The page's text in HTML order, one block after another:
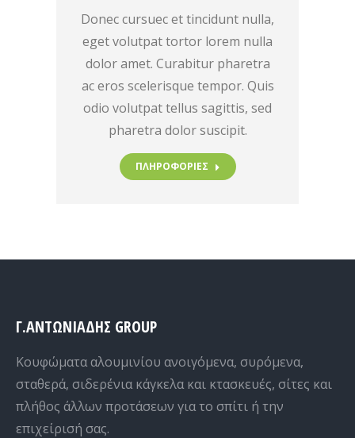
Donec cursuec et tincidunt nulla,
eget volutpat tortor lorem nulla
dolor amet. Curabitur pharetra
ac eros scelerisque tempor. Quis
odio volutpat tellus sagittis, sed
pharetra dolor suscipit.
ΠΛΗΡΟΦΟΡΙΕΣ
Γ.ΑΝΤΩΝΙΑΔΗΣ GROUP
Κουφώματα αλουμινίου ανοιγόμενα, συρόμενα,
σταθερά, σιδερένια κάγκελα και κτασκευές, σίτες και
πλήθος άλλων προτάσεων για το σπίτι ή την
επιχείρισή σας.